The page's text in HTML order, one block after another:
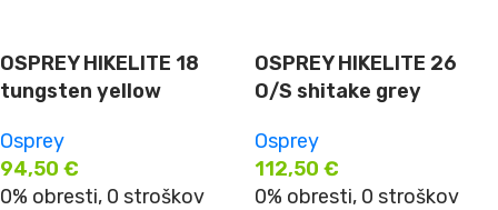
OSPREY HIKELITE 18
tungsten yellow
Osprey
94,50 €
0% obresti, 0 stroškov
OSPREY HIKELITE 26
O/S shitake grey
Osprey
112,50 €
0% obresti, 0 stroškov